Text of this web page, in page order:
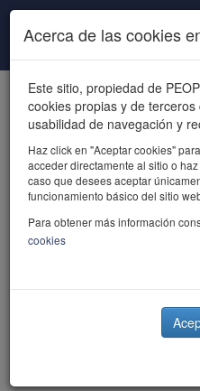
Pasar al contenido principal
Acerca de las cookies
Este sitio, propiedad de
cookies propias y de
usabilidad de navegación y
Haz click en "Aceptar cookies"
acceder directamente al sitio o
caso que desees aceptar
funcionamiento básico del sitio
Para obtener más información
cookies